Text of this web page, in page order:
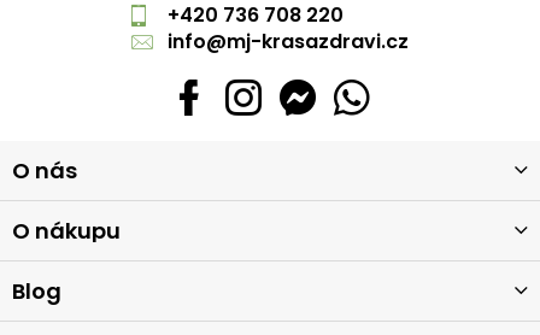
+420 736 708 220
info@mj-krasazdravi.cz
á
p
a
t
O nás
O nákupu
Blog